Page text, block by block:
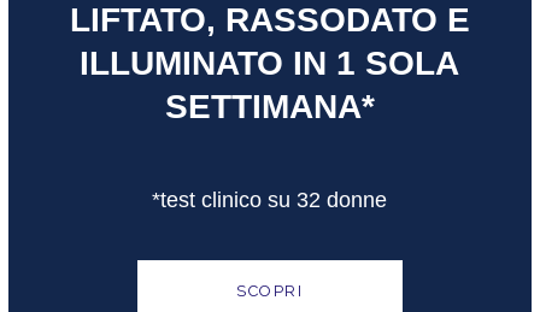
LIFTATO, RASSODATO E
ILLUMINATO IN 1 SOLA
SETTIMANA*
*test clinico su 32 donne
SCOPRI